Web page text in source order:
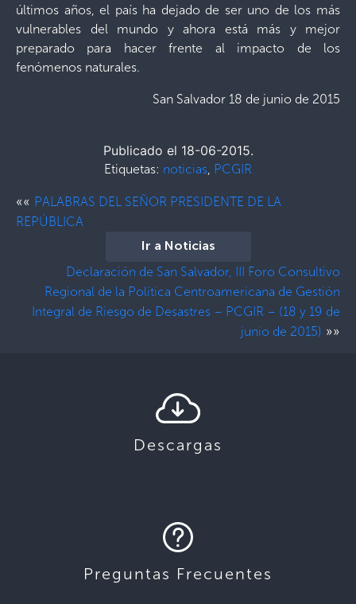
últimos años, el país ha dejado de ser uno de los más
vulnerables del mundo y ahora está más y mejor
preparado para hacer frente al impacto de los
fenómenos naturales.
San Salvador 18 de junio de 2015
Publicado el 18-06-2015.
Etiquetas: noticias, PCGIR
«« PALABRAS DEL SEÑOR PRESIDENTE DE LA
REPÚBLICA
Ir a Noticias
Declaración de San Salvador, III Foro Consultivo
Regional de la Política Centroamericana de Gestión
Integral de Riesgo de Desastres – PCGIR – (18 y 19 de
junio de 2015) »»
Descargas
Preguntas Frecuentes